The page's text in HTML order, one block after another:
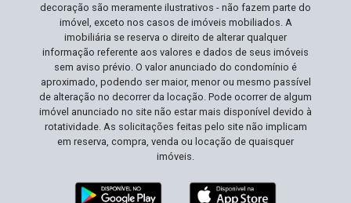
decoração são meramente ilustrativos - não fazem parte do
imóvel, exceto nos casos de imóveis mobiliados. A
imobiliária se reserva o direito de alterar qualquer
informação referente aos valores e dados de seus imóveis
sem aviso prévio. O valor anunciado do condomínio é
aproximado, podendo ser maior, menor ou mesmo passível
de alteração no decorrer da locação. Pode ocorrer de algum
imóvel anunciado no site não estar mais disponível devido à
rotatividade. As solicitações feitas pelo site não implicam
em reserva, compra, venda ou locação de quaisquer
imóveis.